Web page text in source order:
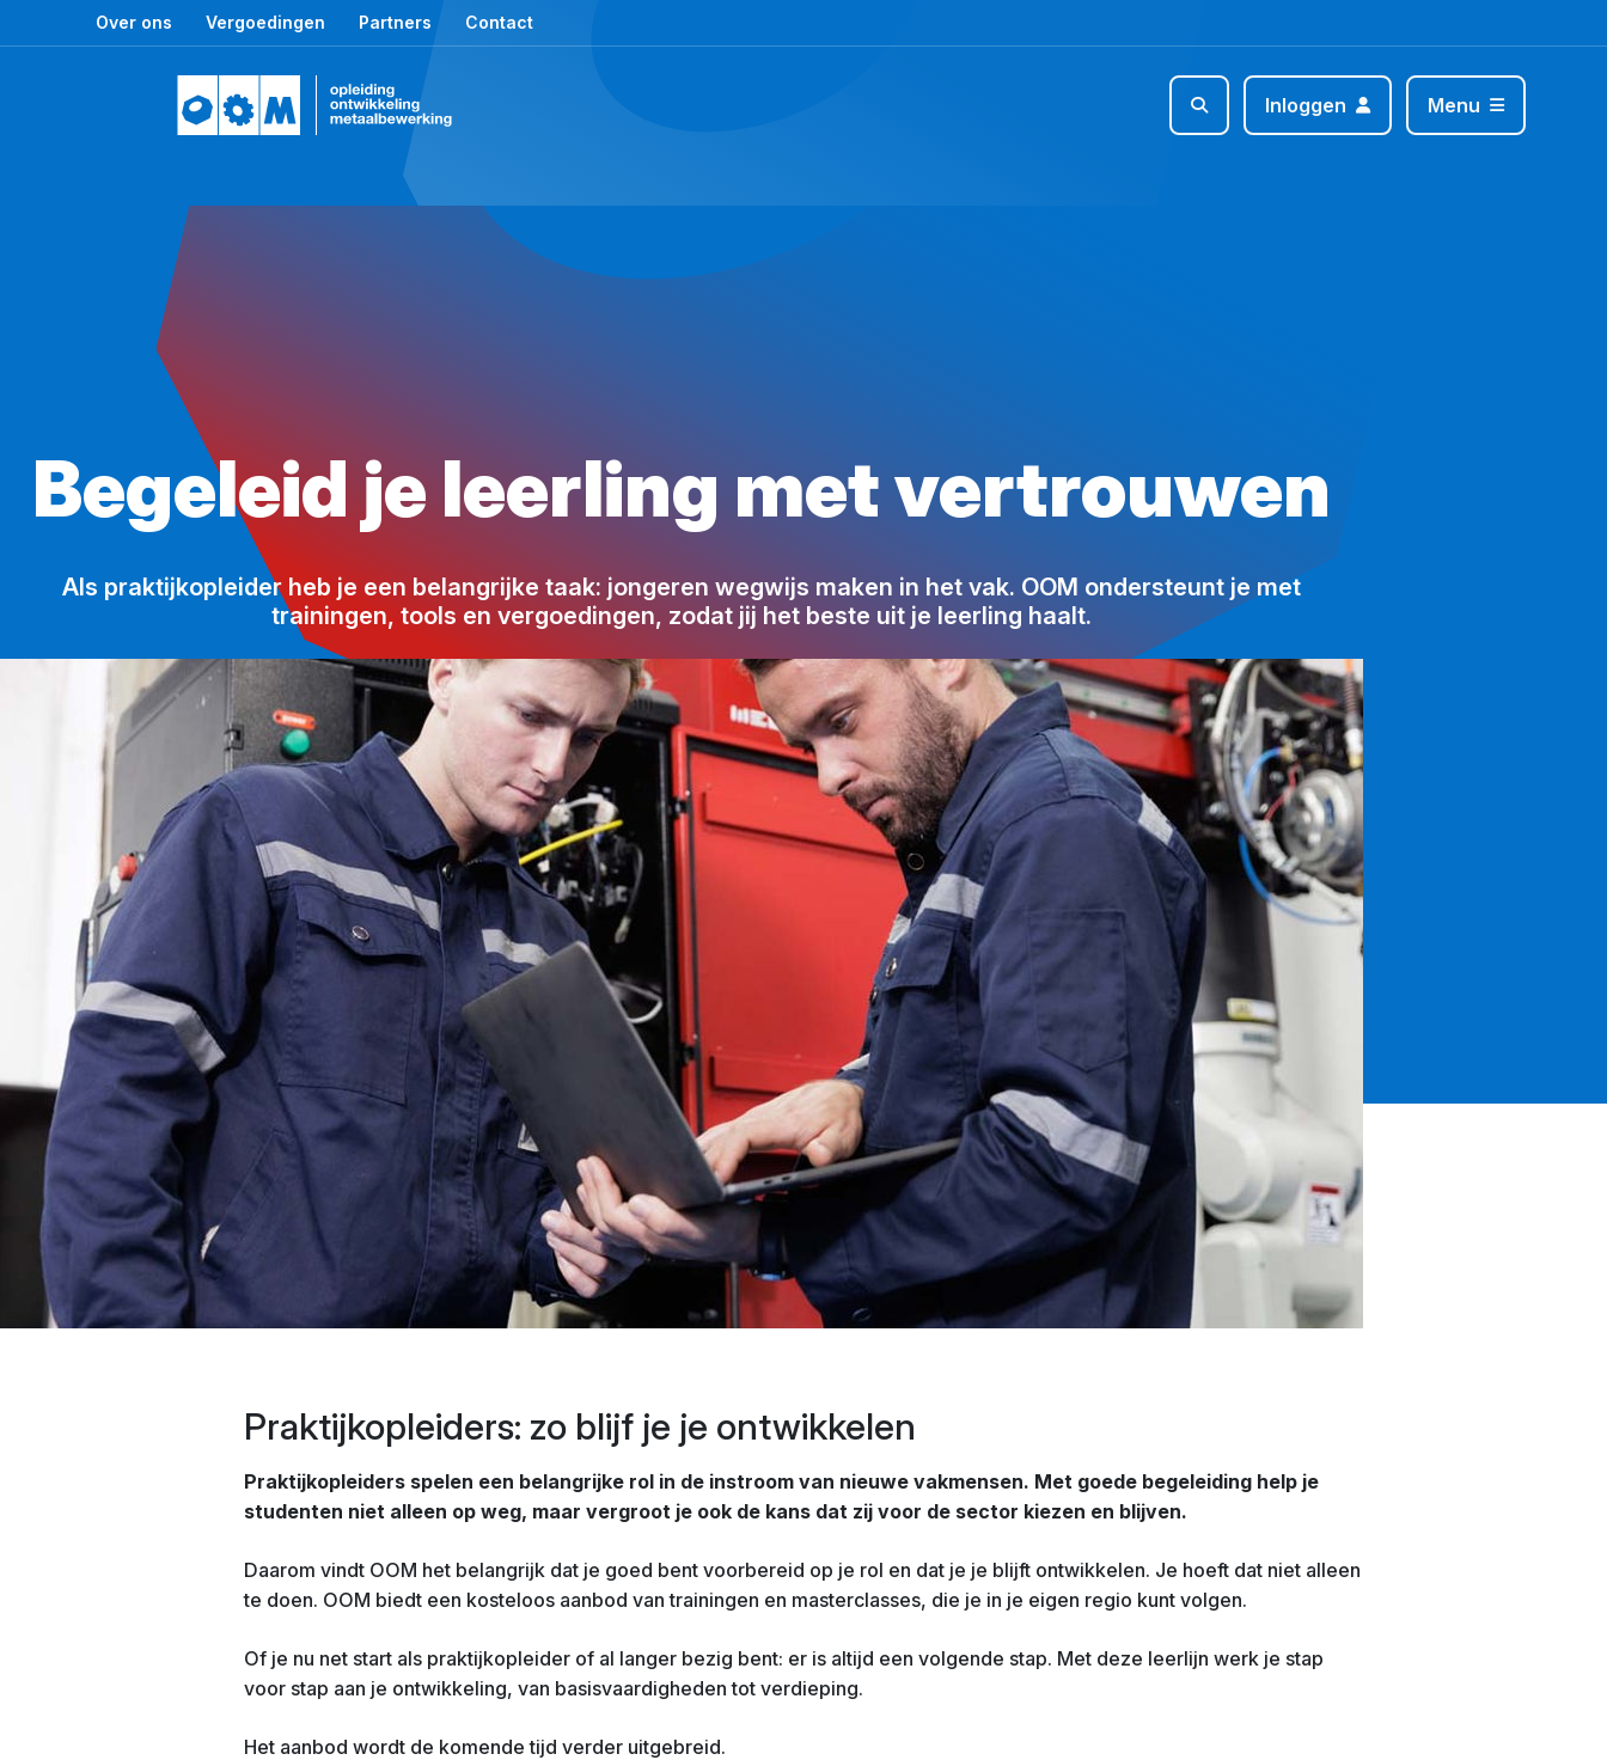
Over ons Vergoedingen Partners Contact
Inloggen Menu
Begeleid je leerling met vertrouwen
Als praktijkopleider heb je een belangrijke taak: jongeren wegwijs maken in het vak. OOM ondersteunt je met
trainingen, tools en vergoedingen, zodat jij het beste uit je leerling haalt.
Praktijkopleiders: zo blijf je je ontwikkelen
Praktijkopleiders spelen een belangrijke rol in de instroom van nieuwe vakmensen. Met goede begeleiding help je
studenten niet alleen op weg, maar vergroot je ook de kans dat zij voor de sector kiezen en blijven.
Daarom vindt OOM het belangrijk dat je goed bent voorbereid op je rol en dat je je blijft ontwikkelen. Je hoeft dat niet alleen
te doen. OOM biedt een kosteloos aanbod van trainingen en masterclasses, die je in je eigen regio kunt volgen.
Of je nu net start als praktijkopleider of al langer bezig bent: er is altijd een volgende stap. Met deze leerlijn werk je stap
voor stap aan je ontwikkeling, van basisvaardigheden tot verdieping.
Het aanbod wordt de komende tijd verder uitgebreid.